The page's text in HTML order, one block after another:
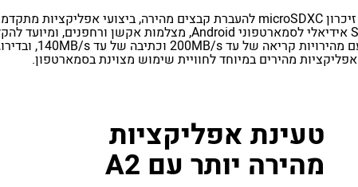
אפליקציות מהירים במיוחד לחוויית שימוש מצוינת בסמארטפון.
טעינת אפליקציות
מהירה יותר עם A2